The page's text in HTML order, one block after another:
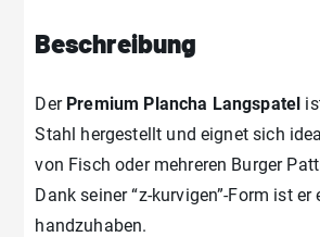
Beschreibung
Der Premium Plancha Langspatel
Stahl hergestellt und eignet sich
von Fisch oder mehreren Burger
Dank seiner “z-kurvigen”-Form ist er
handzuhaben.